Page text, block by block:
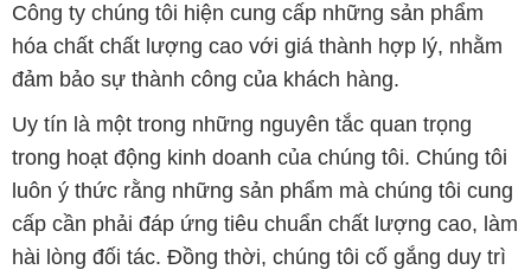
trong hoạt động kinh doanh của chúng tôi. Chúng tôi
luôn ý thức rằng những sản phẩm mà chúng tôi cung
cấp cần phải đáp ứng tiêu chuẩn chất lượng cao, làm
hài lòng đối tác. Đồng thời, chúng tôi cố gắng duy trì
mức giá hợp lý, tạo điều kiện phát triển và sự tồn tại
bền vững trên con đường dài phía trước.
Công ty Hóa Chất Đắc Trường Phát có khả năng đáp
ứng đa dạng các nhu cầu về hóa chất, phục vụ cho